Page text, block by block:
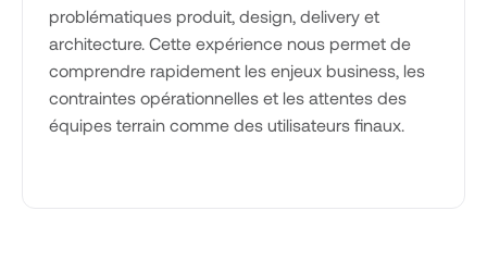
problématiques produit, design, delivery et
architecture. Cette expérience nous permet de
comprendre rapidement les enjeux business, les
contraintes opérationnelles et les attentes des
équipes terrain comme des utilisateurs finaux.